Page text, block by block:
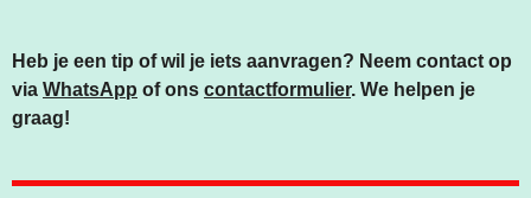
Heb je een tip of wil je iets aanvragen? Neem contact op
via WhatsApp of ons contactformulier. We helpen je
graag!